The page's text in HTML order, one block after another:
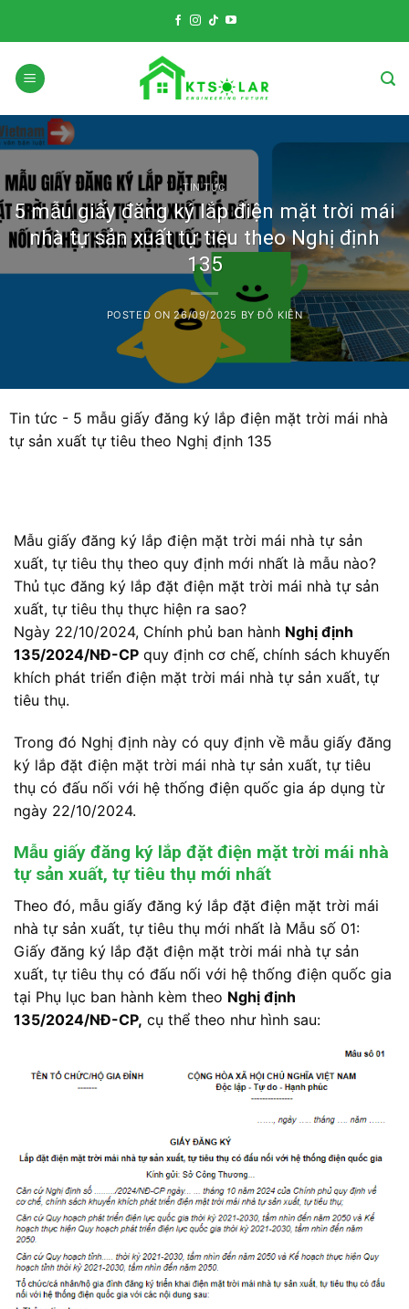
TIN TỨC
5 mẫu giấy đăng ký lắp điện mặt trời mái
nhà tự sản xuất tự tiêu theo Nghị định
135
POSTED ON 26/09/2025 BYĐỖ KIÊN
Tin tức - 5 mẫu giấy đăng ký lắp điện mặt trời mái nhà
tự sản xuất tự tiêu theo Nghị định 135
Mẫu giấy đăng ký lắp điện mặt trời mái nhà tự sản
xuất, tự tiêu thụ theo quy định mới nhất là mẫu nào?
Thủ tục đăng ký lắp đặt điện mặt trời mái nhà tự sản
xuất, tự tiêu thụ thực hiện ra sao?
Ngày 22/10/2024, Chính phủ ban hành Nghị định
135/2024/NĐ-CP quy định cơ chế, chính sách khuyến
khích phát triển điện mặt trời mái nhà tự sản xuất, tự
tiêu thụ.
Trong đó Nghị định này có quy định về mẫu giấy đăng
ký lắp đặt điện mặt trời mái nhà tự sản xuất, tự tiêu
thụ có đấu nối với hệ thống điện quốc gia áp dụng từ
ngày 22/10/2024.
Mẫu giấy đăng ký lắp đặt điện mặt trời mái nhà
tự sản xuất, tự tiêu thụ mới nhất
Theo đó, mẫu giấy đăng ký lắp đặt điện mặt trời mái
nhà tự sản xuất, tự tiêu thụ mới nhất là Mẫu số 01:
Giấy đăng ký lắp đặt điện mặt trời mái nhà tự sản
xuất, tự tiêu thụ có đấu nối với hệ thống điện quốc gia
tại Phụ lục ban hành kèm theo Nghị định
135/2024/NĐ-CP, cụ thể theo như hình sau: